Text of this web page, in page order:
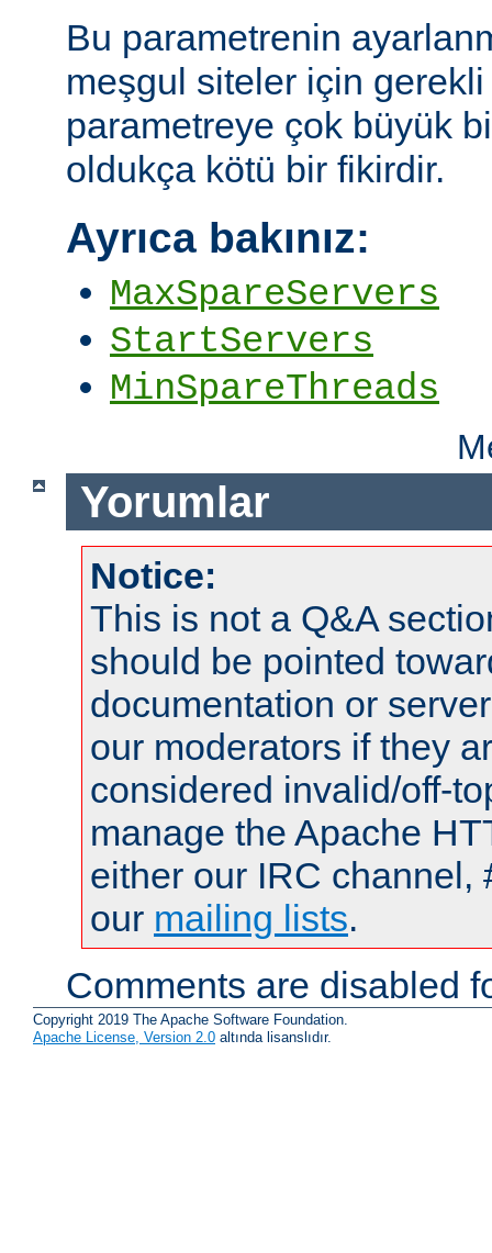
Bu parametrenin
meşgul siteler için
parametreye çok büyük
oldukça kötü bir fikirdir.
Ayrıca bakınız:
MaxSpareServers
StartServers
MinSpareThreads
Yorumlar
Notice:
This is not a Q&A
should be pointed
documentation or
our moderators if they
considered invalid/off-
manage the Apache
either our IRC channel,
our mailing lists.
Comments are disabled
Copyright 2019 The Apache Software Foundation.
Apache License, Version 2.0 altında lisanslıdır.